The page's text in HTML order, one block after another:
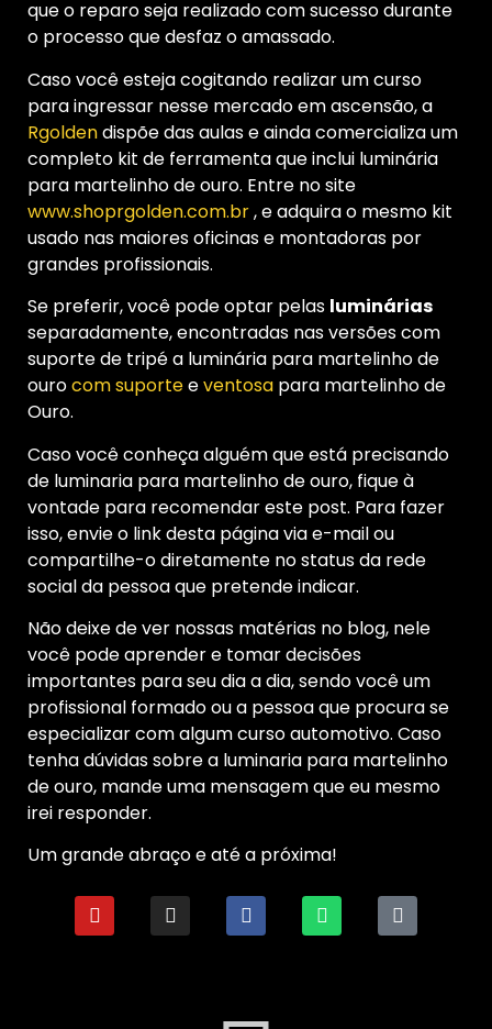
que o reparo seja realizado com sucesso durante
o processo que desfaz o amassado.
Caso você esteja cogitando realizar um curso
para ingressar nesse mercado em ascensão, a
Rgoldendispõe das aulas e ainda comercializa um
completo kit de ferramenta que inclui luminária
para martelinho de ouro. Entre no site
www.shoprgolden.com.br, e adquira o mesmo kit
usado nas maiores oficinas e montadoras por
grandes profissionais.
Se preferir, você pode optar pelas luminárias
separadamente, encontradas nas versões com
suporte de tripé a luminária para martelinho de
ourocom suporteeventosa para martelinho de
Ouro.
Caso você conheça alguém que está precisando
de luminaria para martelinho de ouro, fique à
vontade para recomendar este post. Para fazer
isso, envie o link desta página via e-mail ou
compartilhe-o diretamente no status da rede
social da pessoa que pretende indicar.
Não deixe de ver nossas matérias no blog, nele
você pode aprender e tomar decisões
importantes para seu dia a dia, sendo você um
profissional formado ou a pessoa que procura se
especializar com algum curso automotivo. Caso
tenha dúvidas sobre a luminaria para martelinho
de ouro, mande uma mensagem que eu mesmo
irei responder.
Um grande abraço e até a próxima!